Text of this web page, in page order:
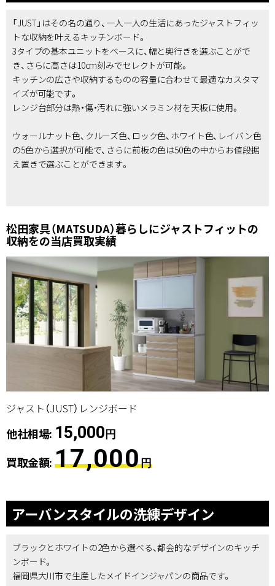
「JUST」はその名の通り、一人一人の生活にあったジャストフィッ
トな収納を叶えるキッチンボード。
3タイプの基本ユニットをベースに、幅と奥行きを選ぶことがで
き、さらに高さは10cm刻みでセレクトが可能。
キッチンの広さや収納するものの容量に合わせて最適なカスタマ
イズが可能です。
レンジ台部分は熱・傷・汚れに強いメラミン材を天板に使用。
ウォールナット色、クルーズ色、ロック色、ホワイト色、レイバン色
の5色から選択が可能で、さらに前板の色は50色の中からお値段据
え置きで選ぶことができます。
松田家具（MATSUDA）暮らしにジャストフィットの
収納をの当店買取実績
ジャスト（JUST）レンジボード
他社相場: 15,000円
買取金額:17,000円
アーバンスタイルの洗練デザイン
ブラックとホワイトの2色から選べる、都会的なデザインのキッチ
ンボード。
福岡県大川市で生産したメイドインジャパンの商品です。